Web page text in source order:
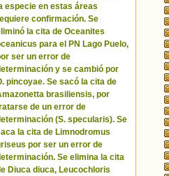
especie en estas áreas
confirmación. Se
la cita de Oceanites
para el PN Lago Puelo,
ser un error de
y se cambió por
pincoyae. Se sacó la cita de
brasiliensis, por
de un error de
(S. specularis). Se
la cita de Limnodromus
por ser un error de
Se elimina la cita
Diuca diuca, Leucochloris